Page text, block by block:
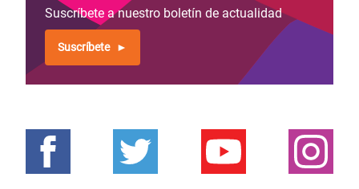
Suscríbete a nuestro boletín de actualidad
Suscríbete